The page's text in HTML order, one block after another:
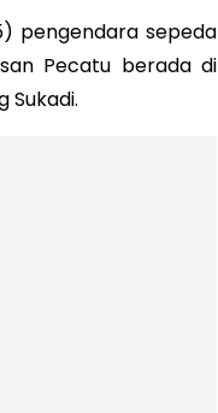
pengendara sepeda
Pecatu berada di
Sukadi.